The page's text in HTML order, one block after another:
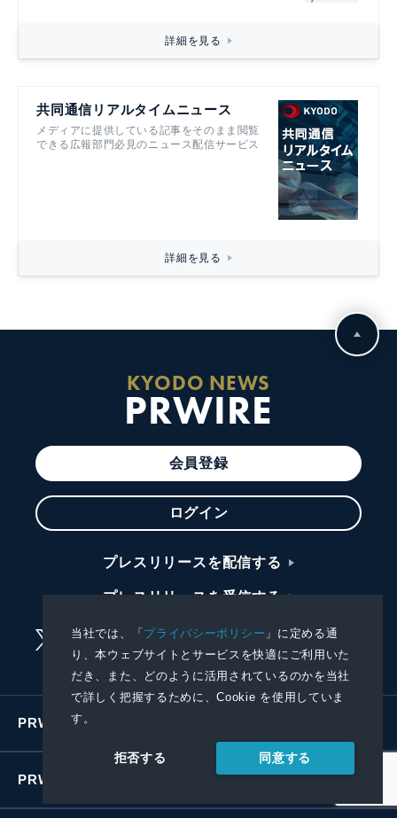
当社では、「プライバシーポリシー 」に定める通
り、本ウェブサイトとサービスを快適にご利用いた
だき、また、どのように活用されているのかを当社
で詳しく把握するために、Cookie を使用していま
す。
拒否する 同意する
詳細を見る
共同通信リアルタイムニュース
メディアに提供している記事をそのまま閲覧
できる広報部門必見のニュース配信サービス
詳細を見る
KYODO NEWS
PRWIRE
会員登録
ログイン
プレスリリースを配信する
プレスリリースを受信する
PRWIREサービス
PRWIREについて